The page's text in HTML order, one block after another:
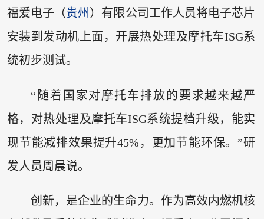
福爱电子（贵州 ）有限公司工作人员将电子芯片
安装到发动机上面，开展热处理及摩托车ISG系
统初步测试。
“随着国家对摩托车排放的要求越来越严
格，对热处理及摩托车ISG系统提档升级，能实
现节能减排效果提升45%，更加节能环保。”研
发人员周晨说。
创新，是企业的生命力。作为高效内燃机核